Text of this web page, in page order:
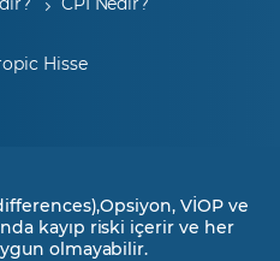
Hisse
VİOP ve
kayıp riski içerir ve her
olmayabilir.